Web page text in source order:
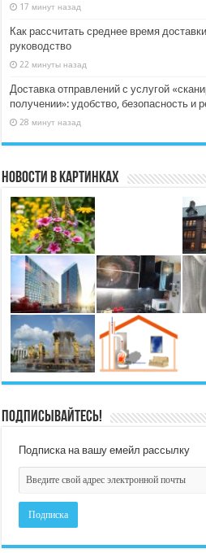
17 минут назад
Как рассчитать среднее время
руководство
22 минуты назад
Доставка отправлений с услугой
получении»: удобство, безопасность и
28 минут назад
Новости в картинках
Подписывайтесь!
Подписка на вашу емейл рассылку